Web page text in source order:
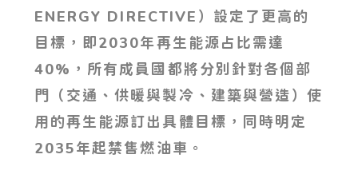
ENERGY DIRECTIVE）設定了更高的
目標，即2030年再生能源占比需達
40%，所有成員國都將分別針對各個部
門（交通、供暖與製冷、建築與營造）使
用的再生能源訂出具體目標，同時明定
2035年起禁售燃油車。